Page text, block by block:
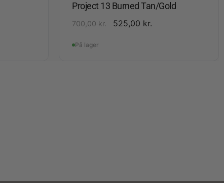
Project 13 Burned Tan/Gold
700,00kr. 525,00 kr.
På lager